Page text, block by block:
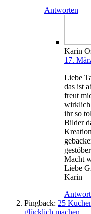
Antworten
Karin
17.
Lie­be
das ist
freut
wirk­lich
ihr so
Bil­der
Macht
Lie­be
Karin
Pingback: 25
glücklich machen